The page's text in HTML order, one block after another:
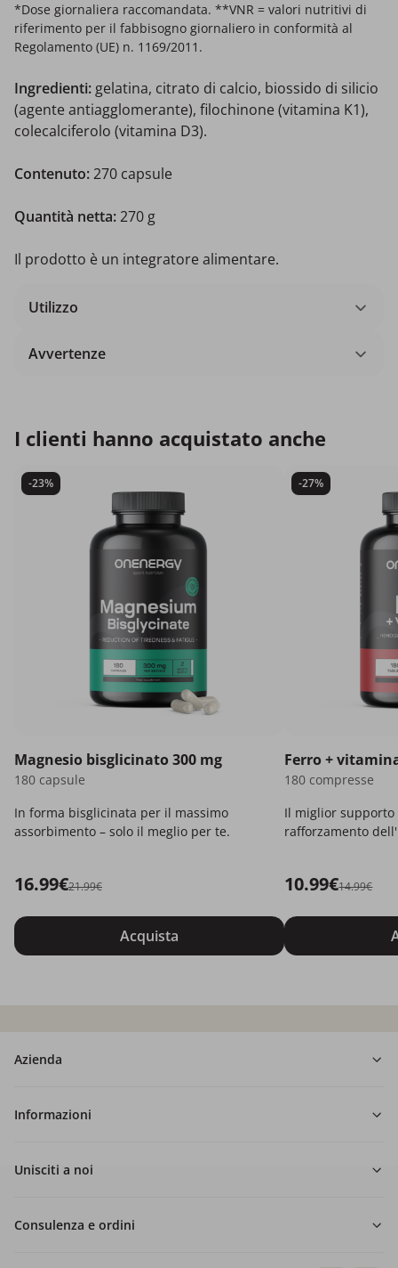
*Dose giornaliera raccomandata. **VNR = valori nutritivi di
riferimento per il fabbisogno giornaliero in conformità al
Regolamento (UE) n. 1169/2011.
Ingredienti: gelatina, citrato di calcio, biossido di silicio
(agente antiagglomerante), filochinone (vitamina K1),
colecalciferolo (vitamina D3).
Contenuto:270 capsule
Quantità netta:270 g
Il prodotto è un integratore alimentare.
Utilizzo
Avvertenze
I clienti hanno acquistato anche
-23%
Magnesio bisglicinato 300 mg
180 capsule
In forma bisglicinata per il massimo
assorbimento – solo il meglio per te.
16.99€21.99€
Acquista
-27%
Ferro +
180 compresse
Il miglior
rafforzamento
10.99€14.99€
Azienda
Informazioni
Unisciti a noi
Consulenza e ordini